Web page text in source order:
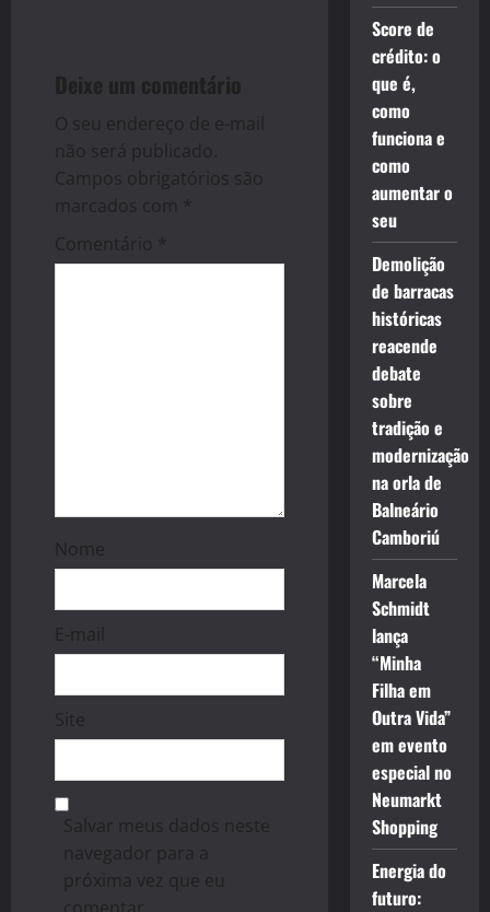
v
i
g
a
t
Deixe um comentário
O seu endereço de e-mail
não será publicado.
Campos obrigatórios são
marcados com *
Comentário *
Nome
E-mail
Site
Salvar meus dados neste
navegador para a
próxima vez que eu
Score de
crédito: o
que é,
como
funciona e
como
aumentar o
seu
Demolição
de barracas
históricas
reacende
debate
sobre
tradição e
modernização
na orla de
Balneário
Camboriú
Marcela
Schmidt
lança
“Minha
Filha em
Outra Vida”
em evento
especial no
Neumarkt
Shopping
Energia do
futuro: